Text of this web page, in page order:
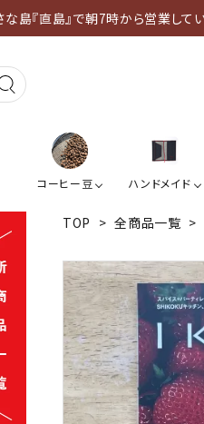
島『直島』で朝7時から営業して
コーヒー豆 ハンドメイド
TOP > 全商品一覧 >